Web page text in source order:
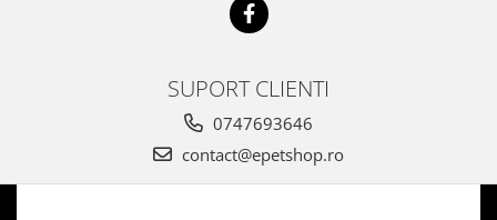
SUPORT CLIENTI
0747693646
contact@epetshop.ro